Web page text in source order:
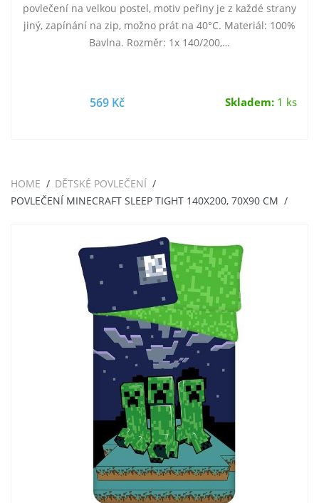
povlečení na velkou postel, motiv peřiny je z každé strany
jiný, zapínání na zip, možno prát na 40°C. Materiál: 100%
Bavlna. Rozměr: 1x 140/200,…
569 Kč Skladem: 1 ks
HOME
DĚTSKÉ POVLEČENÍ
POVLEČENÍ MINECRAFT SLEEP TIGHT 140X200, 70X90 CM